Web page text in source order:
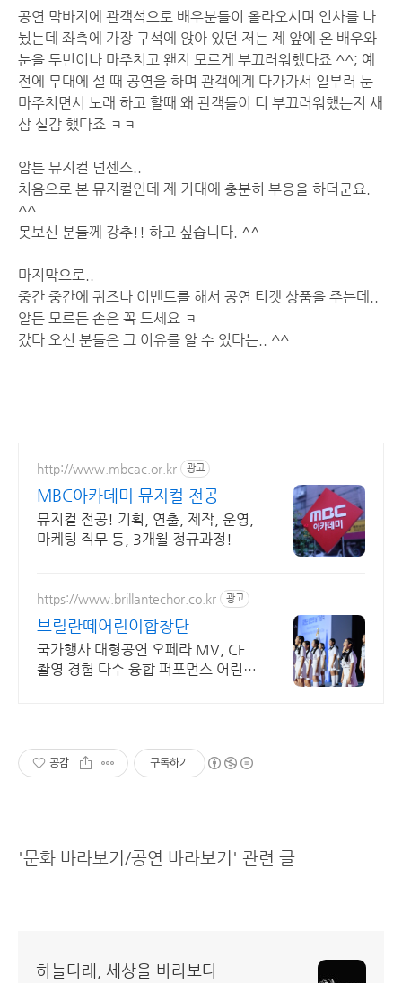
공연 막바지에 관객석으로 배우분들이 올라오시며 인사를 나
눴는데 좌측에 가장 구석에 앉아 있던 저는 제 앞에 온 배우와
눈을 두번이나 마주치고 왠지 모르게 부끄러워했다죠 ^^; 예
전에 무대에 설 때 공연을 하며 관객에게 다가가서 일부러 눈
마주치면서 노래 하고 할때 왜 관객들이 더 부끄러워했는지 새
삼 실감 했다죠 ㅋㅋ
암튼 뮤지컬 넌센스..
처음으로 본 뮤지컬인데 제 기대에 충분히 부응을 하더군요.
^^
못보신 분들께 강추!! 하고 싶습니다. ^^
마지막으로..
중간 중간에 퀴즈나 이벤트를 해서 공연 티켓 상품을 주는데..
알든 모르든 손은 꼭 드세요 ㅋ
갔다 오신 분들은 그 이유를 알 수 있다는.. ^^
http://www.mbcac.or.kr 광고
MBC아카데미 뮤지컬 전공
뮤지컬 전공! 기획, 연출, 제작, 운영,
마케팅 직무 등, 3개월 정규과정!
https://www.brillantechor.co.kr 광고
브릴란떼어린이합창단
국가행사 대형공연 오페라 MV, CF
촬영 경험 다수 융합 퍼포먼스 어린이
공감 구독하기
'문화 바라보기/공연 바라보기' 관련 글
하늘다래, 세상을 바라보다